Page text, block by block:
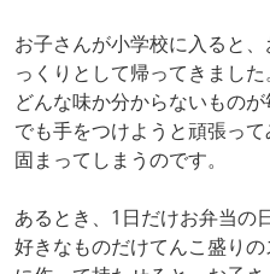
お子さんが小学校に入ると
っくりとして帰ってきました
どんな味か分からないもの
でも手をつけようと頑張っ
固まってしまうのです。
あるとき、1日だけお弁当の
好きなものだけてんこ盛り